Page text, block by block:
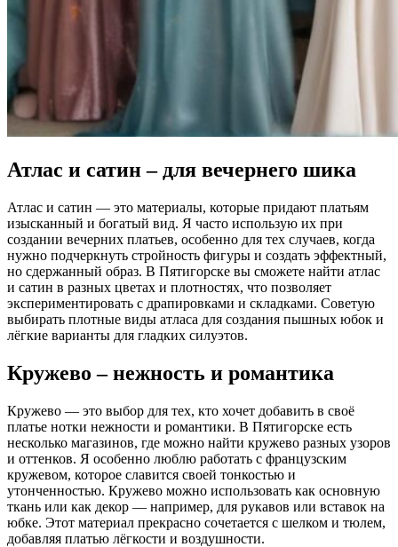
Атлас и сатин – для вечернего шика
Атлас и сатин — это материалы, которые придают платьям
изысканный и богатый вид. Я часто использую их при
создании вечерних платьев, особенно для тех случаев, когда
нужно подчеркнуть стройность фигуры и создать эффектный,
но сдержанный образ. В Пятигорске вы сможете найти атлас
и сатин в разных цветах и плотностях, что позволяет
экспериментировать с драпировками и складками. Советую
выбирать плотные виды атласа для создания пышных юбок и
лёгкие варианты для гладких силуэтов.
Кружево – нежность и романтика
Кружево — это выбор для тех, кто хочет добавить в своё
платье нотки нежности и романтики. В Пятигорске есть
несколько магазинов, где можно найти кружево разных узоров
и оттенков. Я особенно люблю работать с французским
кружевом, которое славится своей тонкостью и
утонченностью. Кружево можно использовать как основную
ткань или как декор — например, для рукавов или вставок на
юбке. Этот материал прекрасно сочетается с шелком и тюлем,
добавляя платью лёгкости и воздушности.